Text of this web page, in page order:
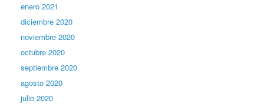
enero 2021
diciembre 2020
noviembre 2020
octubre 2020
septiembre 2020
agosto 2020
julio 2020